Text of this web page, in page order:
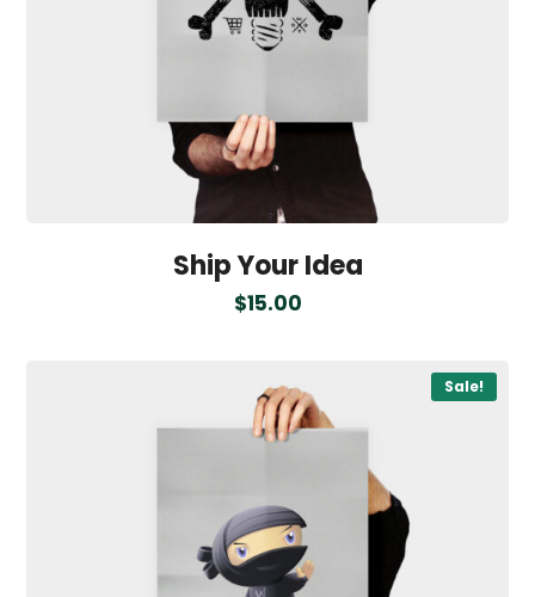
Ship Your Idea
$15.00
Sale!